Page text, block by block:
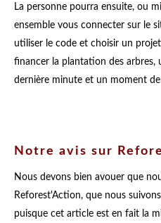
La personne pourra ensuite, ou
ensemble vous connecter sur le
utiliser le code et choisir un
financer la plantation des arbres,
dernière minute et un moment
Notre avis sur
Nous devons bien avouer que
Reforest'Action, que nous
puisque cet article est en fait la